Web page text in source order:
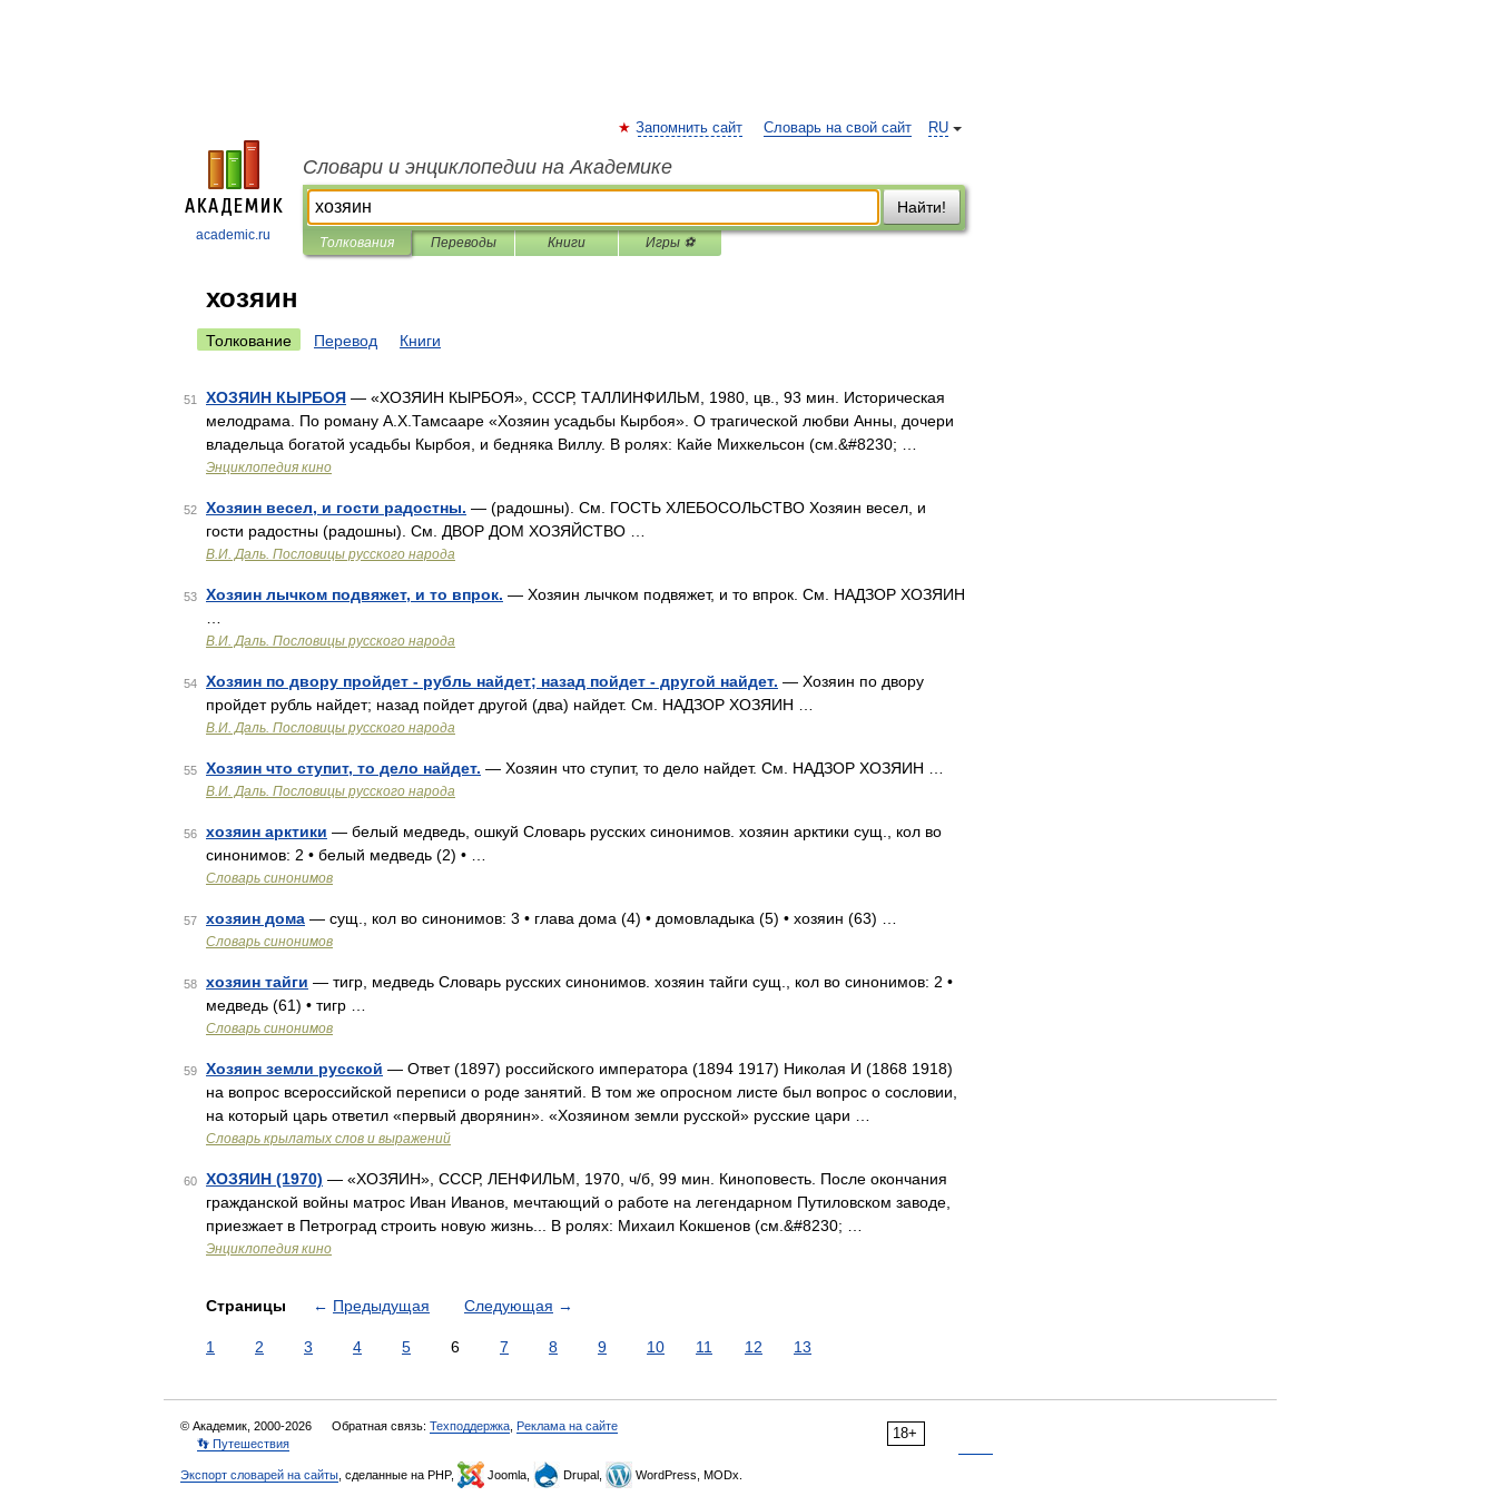
academic.ru
RU
Запомнить сайт Словарь на свой сайт
Словари и энциклопедии на Академике
Найти!
Толкования Переводы Книги Игры ⚽
хозяин
Толкование Перевод Книги
51 ХОЗЯИН КЫРБОЯ — «ХОЗЯИН КЫРБОЯ», СССР, ТАЛЛИНФИЛЬМ, 1980, цв., 93 мин. Историческая
мелодрама. По роману А.Х.Тамсааре «Хозяин усадьбы Кырбоя». О трагической любви Анны, дочери
владельца богатой усадьбы Кырбоя, и бедняка Виллу. В ролях: Кайе Михкельсон (см.&#8230; …
Энциклопедия кино
52 Хозяин весел, и гости радостны. — (радошны). См. ГОСТЬ ХЛЕБОСОЛЬСТВО Хозяин весел, и
гости радостны (радошны). См. ДВОР ДОМ ХОЗЯЙСТВО …
В.И. Даль. Пословицы русского народа
53 Хозяин лычком подвяжет, и то впрок. — Хозяин лычком подвяжет, и то впрок. См. НАДЗОР ХОЗЯИН
В.И. Даль. Пословицы русского народа
54 Хозяин по двору пройдет - рубль найдет; назад пойдет - другой найдет. — Хозяин по двору
пройдет рубль найдет; назад пойдет другой (два) найдет. См. НАДЗОР ХОЗЯИН …
В.И. Даль. Пословицы русского народа
55 Хозяин что ступит, то дело найдет. — Хозяин что ступит, то дело найдет. См. НАДЗОР ХОЗЯИН …
В.И. Даль. Пословицы русского народа
56 хозяин арктики — белый медведь, ошкуй Словарь русских синонимов. хозяин арктики сущ., кол во
синонимов: 2 • белый медведь (2) • …
Словарь синонимов
57 хозяин дома — сущ., кол во синонимов: 3 • глава дома (4) • домовладыка (5) • хозяин (63) …
Словарь синонимов
58 хозяин тайги — тигр, медведь Словарь русских синонимов. хозяин тайги сущ., кол во синонимов: 2 •
медведь (61) • тигр …
Словарь синонимов
59 Хозяин земли русской — Ответ (1897) российского императора (1894 1917) Николая И (1868 1918)
на вопрос всероссийской переписи о роде занятий. В том же опросном листе был вопрос о сословии,
на который царь ответил «первый дворянин». «Хозяином земли русской» русские цари …
Словарь крылатых слов и выражений
60 ХОЗЯИН (1970) — «ХОЗЯИН», СССР, ЛЕНФИЛЬМ, 1970, ч/б, 99 мин. Киноповесть. После окончания
гражданской войны матрос Иван Иванов, мечтающий о работе на легендарном Путиловском заводе,
приезжает в Петроград строить новую жизнь... В ролях: Михаил Кокшенов (см.&#8230; …
Энциклопедия кино
Страницы ← Предыдущая Следующая →
1 2 3 4 5 6 7 8 9 10 11 12 13
18+
© Академик, 2000-2026 Обратная связь: Техподдержка Реклама на сайте
👣 Путешествия
Экспорт словарей на сайты , сделанные на PHP, Joomla, Drupal, WordPress, MODx.